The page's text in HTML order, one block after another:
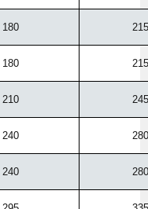
180 215
180 215
210 245
240 280
240 280